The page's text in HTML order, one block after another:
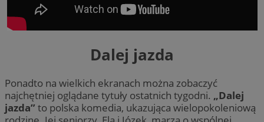
Dalej jazda
Ponadto na wielkich ekranach można zobaczyć
najchętniej oglądane tytuły ostatnich tygodni. „Dalej
jazda” to polska komedia, ukazująca wielopokoleniową